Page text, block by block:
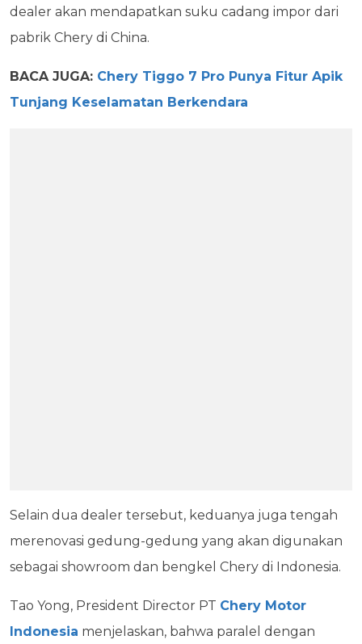
dealer akan mendapatkan suku cadang impor dari
pabrik Chery di China.
BACA JUGA: Chery Tiggo 7 Pro Punya Fitur Apik
Tunjang Keselamatan Berkendara
Selain dua dealer tersebut, keduanya juga tengah
merenovasi gedung-gedung yang akan digunakan
sebagai showroom dan bengkel Chery di Indonesia.
Tao Yong, President Director PT Chery Motor
Indonesia menjelaskan, bahwa paralel dengan